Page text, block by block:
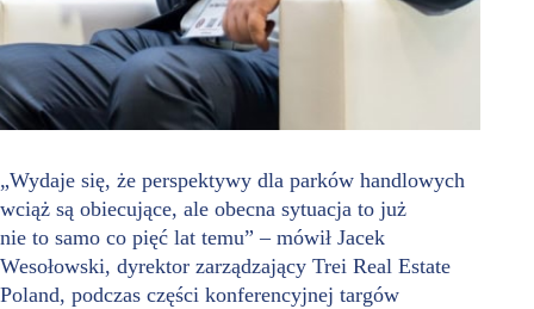
„Wydaje się, że perspektywy dla parków handlowych
wciąż są obiecujące, ale obecna sytuacja to już
nie to samo co pięć lat temu” – mówił Jacek
Wesołowski, dyrektor zarządzający Trei Real Estate
Poland, podczas części konferencyjnej targów